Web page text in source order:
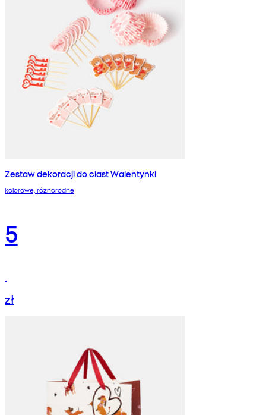
Zestaw dekoracji do ciast Walentynki
kolorowe, róznorodne
5
zł